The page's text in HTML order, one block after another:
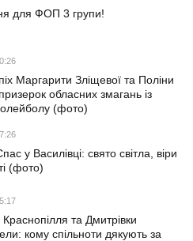
для ФОП 3 групи!
Маргарити Зліщевої та Поліни
обласних змагань із
(фото)
у Василівці: свято світла, віри
(фото)
Краснопілля та Дмитрівки
кому спільноти дякують за